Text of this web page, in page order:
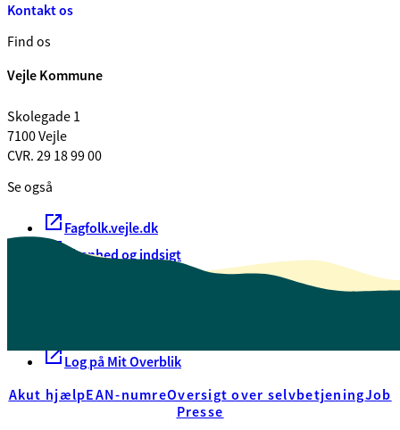
Kontakt os
Find os
Vejle Kommune
Skolegade 1
7100 Vejle
CVR. 29 18 99 00
Se også
Fagfolk.vejle.dk
Åbenhed og indsigt
Log på Mit Overblik
Akut hjælpEAN-numreOversigt over selvbetjeningJob
Presse